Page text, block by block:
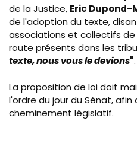
de la Justice, Eric Dupond-
de l'adoption du texte,
associations et collectifs
route présents dans les
texte, nous vous le devions".
La proposition de loi doit
l'ordre du jour du Sénat, afin
cheminement législatif.